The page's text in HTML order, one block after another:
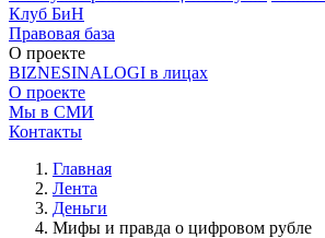
Клуб БиН
Правовая база
О проекте
BIZNESINALOGI в лицах
О проекте
Мы в СМИ
Контакты
Главная
Лента
Деньги
Мифы и правда о цифровом рубле